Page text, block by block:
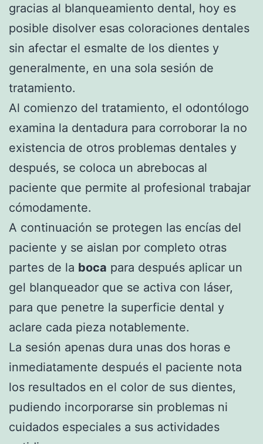
gracias al blanqueamiento dental, hoy es
posible disolver esas coloraciones dentales
sin afectar el esmalte de los dientes y
generalmente, en una sola sesión de
tratamiento.
Al comienzo del tratamiento, el odontólogo
examina la dentadura para corroborar la no
existencia de otros problemas dentales y
después, se coloca un abrebocas al
paciente que permite al profesional trabajar
cómodamente.
A continuación se protegen las encías del
paciente y se aislan por completo otras
partes de la boca para después aplicar un
gel blanqueador que se activa con láser,
para que penetre la superficie dental y
aclare cada pieza notablemente.
La sesión apenas dura unas dos horas e
inmediatamente después el paciente nota
los resultados en el color de sus dientes,
pudiendo incorporarse sin problemas ni
cuidados especiales a sus actividades